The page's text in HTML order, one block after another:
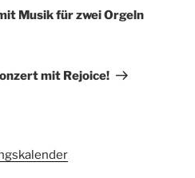
Musik für zwei Orgeln
mit Rejoice!